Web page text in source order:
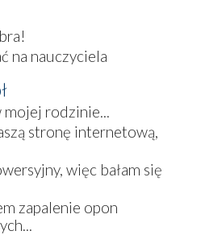
na nauczyciela
mojej rodzinie...
stronę internetową,
więc bałam się
zapalenie opon